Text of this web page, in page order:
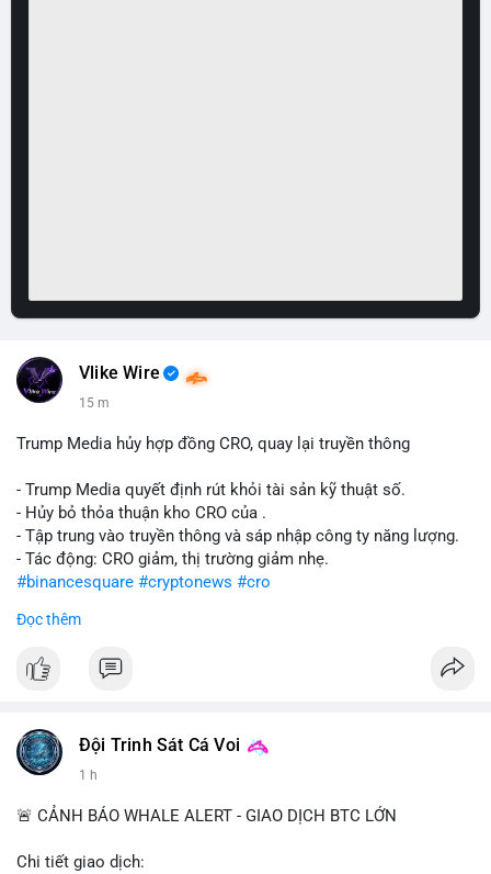
Vlike Wire
15 m
Trump Media hủy hợp đồng CRO, quay lại truyền thông
- Trump Media quyết định rút khỏi tài sản kỹ thuật số.
- Hủy bỏ thỏa thuận kho CRO của .
- Tập trung vào truyền thông và sáp nhập công ty năng lượng.
- Tác động: CRO giảm, thị trường giảm nhẹ.
#binancesquare #cryptonews #cro
$cro
#vlikevn #titanbot
Đọc thêm
Đội Trinh Sát Cá Voi
1 h
🚨 CẢNH BÁO WHALE ALERT - GIAO DỊCH BTC LỚN
Chi tiết giao dịch: